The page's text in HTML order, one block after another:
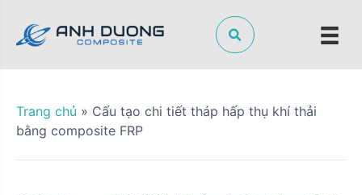
p
Trang chủ » Cấu tạo chi tiết tháp hấp thụ khí thải
bằng composite FRP